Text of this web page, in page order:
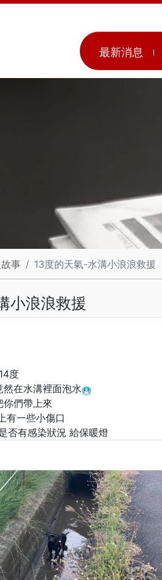
最新消息
事 13度的天氣-水溝小浪浪救援
小浪浪救援
度
在水溝裡面泡水
你們帶上來
有一些小傷口
否有感染狀況 給保暖燈